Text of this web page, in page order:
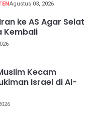
Agustus 03, 2026
ke AS Agar Selat
Kembali
Kecam
Israel di Al-